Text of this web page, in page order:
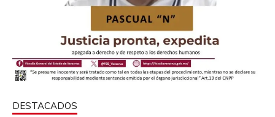
DESTACADOS